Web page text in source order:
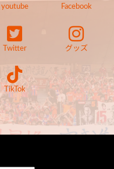
youtube Facebook
Twitter グッズ
TikTok